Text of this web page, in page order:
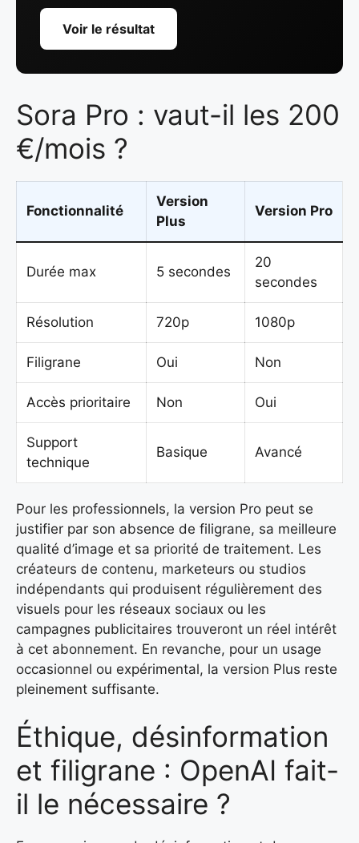
Voir le résultat
Sora Pro : vaut-il les 200
€/mois ?
Fonctionnalité
Version
Plus
Version Pro
Durée max 5 secondes
20
secondes
Résolution 720p 1080p
Filigrane Oui Non
Accès prioritaire Non Oui
Support
technique
Basique Avancé
Pour les professionnels, la version Pro peut se
justifier par son absence de filigrane, sa meilleure
qualité d’image et sa priorité de traitement. Les
créateurs de contenu, marketeurs ou studios
indépendants qui produisent régulièrement des
visuels pour les réseaux sociaux ou les
campagnes publicitaires trouveront un réel intérêt
à cet abonnement. En revanche, pour un usage
occasionnel ou expérimental, la version Plus reste
pleinement suffisante.
Éthique, désinformation
et filigrane : OpenAI fait-
il le nécessaire ?